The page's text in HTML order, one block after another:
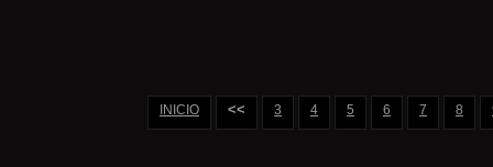
INICIO << 3 4 5 6 7 8